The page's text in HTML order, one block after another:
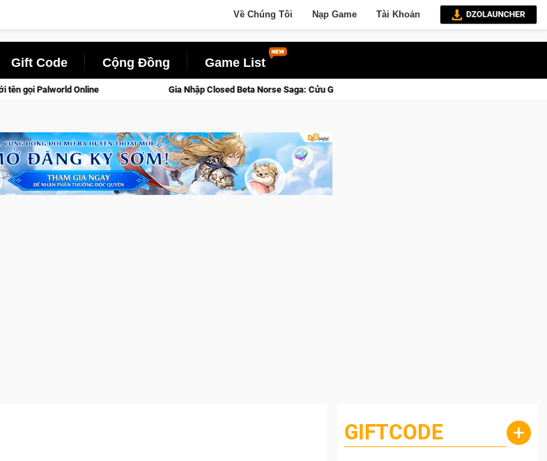
Về Chúng Tôi Nạp Game Tài Khoản
Gift Code Cộng Đồng Game List
Gia Nhập Closed Beta Norse Saga: Cửu Giới Thức Tỉnh, Săn DJI Osmo Pocket 3 Ngay Hôm Nay
GIFTCODE +